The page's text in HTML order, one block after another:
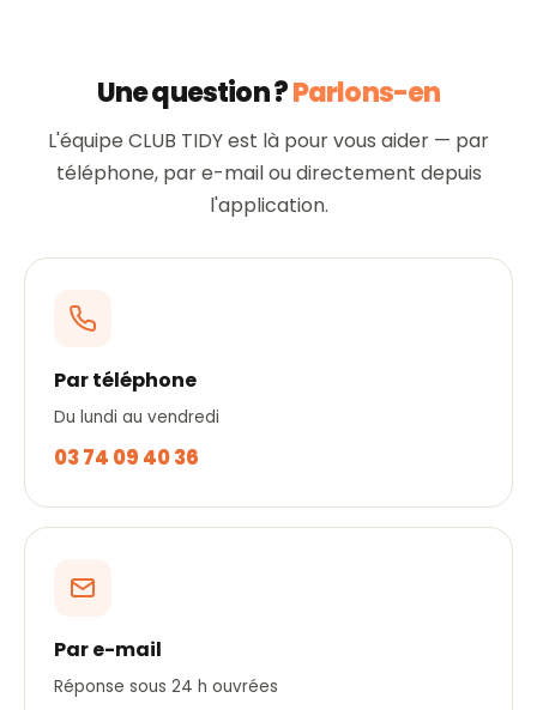
Une question ?Parlons-en
L'équipe CLUB TIDY est là pour vous aider — par
téléphone, par e-mail ou directement depuis
l'application.
Par téléphone
Du lundi au vendredi
03 74 09 40 36
Par e-mail
Réponse sous 24 h ouvrées